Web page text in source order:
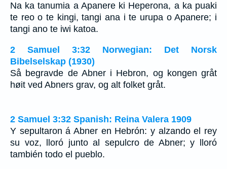
Na ka tanumia a Apanere ki Heperona, a ka puaki
te reo o te kingi, tangi ana i te urupa o Apanere; i
tangi ano te iwi katoa.
2 Samuel 3:32 Norwegian: Det Norsk
Bibelselskap (1930)
Så begravde de Abner i Hebron, og kongen gråt
høit ved Abners grav, og alt folket gråt.
2 Samuel 3:32 Spanish: Reina Valera 1909
Y sepultaron á Abner en Hebrón: y alzando el rey
su voz, lloró junto al sepulcro de Abner; y lloró
también todo el pueblo.